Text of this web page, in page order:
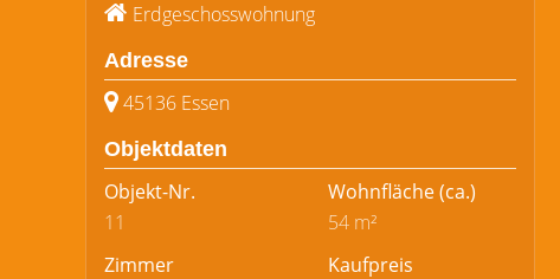
Erdgeschosswohnung
Adresse
45136 Essen
Objektdaten
Objekt-Nr.
11
Wohnfläche(ca.)
54 m²
Zimmer
Kaufpreis